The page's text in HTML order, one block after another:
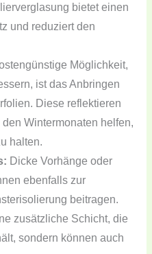
bietet einen
und reduziert den
Möglichkeit,
ist das Anbringen
Diese reflektieren
Wintermonaten helfen,
halten.
Dicke Vorhänge oder
ebenfalls zur
beitragen.
zusätzliche Schicht, die
sondern können auch